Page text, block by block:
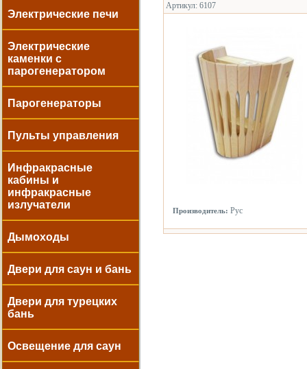
Электрические печи
Электрические
каменки с
парогенератором
Парогенераторы
Пульты управления
Инфракрасные
кабины и
инфракрасные
излучатели
Дымоходы
Двери для саун и бань
Двери для турецких
бань
Освещение для саун
Артикул: 6107
Производитель: Рус